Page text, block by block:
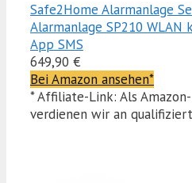
Safe2Home Alarmanlage
Alarmanlage SP210 WLAN
App SMS
649,90 €
Bei Amazon ansehen*
* Affiliate-Link: Als
verdienen wir an